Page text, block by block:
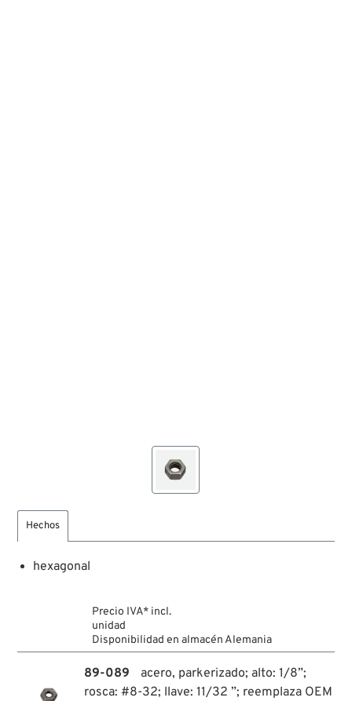
Hechos
hexagonal
Precio IVA* incl.
unidad
Disponibilidad en almacén Alemania
89-089
acero, parkerizado; alto: 1/8”;
rosca: #8-32; llave: 11/32 ”; reemplaza OEM